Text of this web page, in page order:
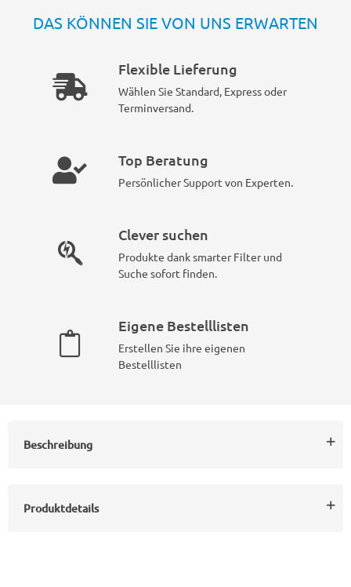
DAS KÖNNEN SIE VON UNS ERWARTEN
Flexible Lieferung
Wählen Sie Standard, Express oder
Terminversand.
Top Beratung
Persönlicher Support von Experten.
Clever suchen
Produkte dank smarter Filter und
Suche sofort finden.
Eigene Bestelllisten
Erstellen Sie ihre eigenen
Bestelllisten
Beschreibung
Produktdetails